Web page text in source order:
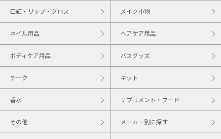
口紅・リップ・グロス メイク小物
ネイル用品 ヘアケア用品
ボディケア用品 バスグッズ
チーク キット
香水 サプリメント・フード
その他 メーカー別に探す